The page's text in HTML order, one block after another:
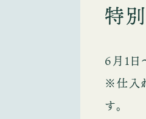
特
6月1日
※仕入
す。